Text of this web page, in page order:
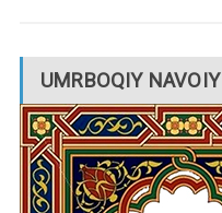
UMRBOQIY NAVOIY